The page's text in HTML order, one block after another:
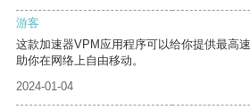
游客
这款加速器VPM应用程序可以给你提供最高
助你在网络上自由移动。
2024-01-04